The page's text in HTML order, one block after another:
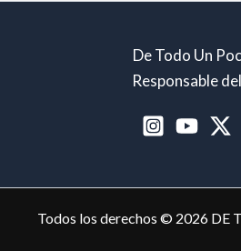
De Todo Un
Responsable
Todos los derechos © 2026 DE